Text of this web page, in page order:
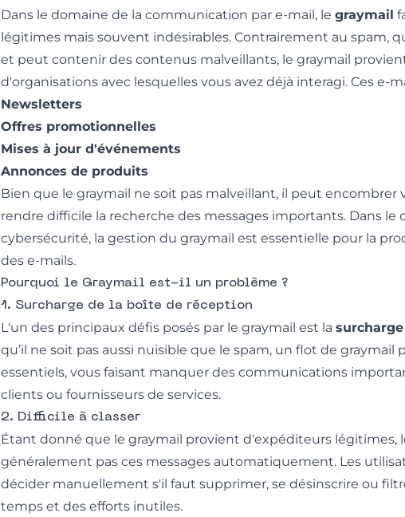
Dans le domaine de la communication par e-mail, le graymail
légitimes mais souvent indésirables. Contrairement au spam,
et peut contenir des contenus malveillants, le graymail
d'organisations avec lesquelles vous avez déjà interagi. Ces e-
Newsletters
Offres promotionnelles
Mises à jour d'événements
Annonces de produits
Bien que le graymail ne soit pas malveillant, il peut
rendre difficile la recherche des messages importants. Dans le
cybersécurité, la gestion du graymail est essentielle pour la
des e-mails.
Pourquoi le Graymail est-il un problème ?
1. Surcharge de la boîte de réception
L'un des principaux défis posés par le graymail est la
qu’il ne soit pas aussi nuisible que le spam, un flot de graymail
essentiels, vous faisant manquer des communications
clients ou fournisseurs de services.
2. Difficile à classer
Étant donné que le graymail provient d'expéditeurs légitimes,
généralement pas ces messages automatiquement. Les
décider manuellement s'il faut supprimer, se désinscrire ou
temps et des efforts inutiles.